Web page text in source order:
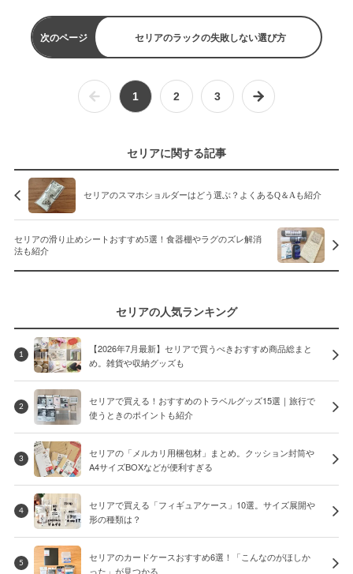
次のページ セリアのラックの失敗しない選び方
1 2 3
セリアに関する記事
セリアのスマホショルダーはどう選ぶ？よくあるQ＆Aも紹介
セリアの滑り止めシートおすすめ5選！食器棚やラグのズレ解消
法も紹介
セリアの人気ランキング
1
【2026年7月最新】セリアで買うべきおすすめ商品総まと
め。雑貨や収納グッズも
2
セリアで買える！おすすめのトラベルグッズ15選｜旅行で
使うときのポイントも紹介
3
セリアの「メルカリ用梱包材」まとめ。クッション封筒や
A4サイズBOXなどが便利すぎる
4
セリアで買える「フィギュアケース」10選。サイズ展開や
形の種類は？
5
セリアのカードケースおすすめ6選！「こんなのがほしか
った」が見つかる